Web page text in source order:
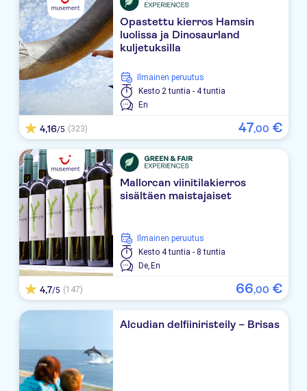
Hipotels Mediterraneo
Cala Bona
CM Castell de Mar
Cala Morlanda Suites
Catalonia Del Mar
Protur Atalaya
LOS ALAMOS ( C.MILLOR )
Cala Millor Garden
LEVANTE LA LUNA
Safari Park
Protur Bonaire Aparthotel
Opastettu kierros Hamsin
luolissa ja Dinosaurland
kuljetuksilla
Ilmainen peruutus
Kesto 2 tuntia - 4 tuntia
En
4,16/5 (323) 47,00 €
Mallorcan viinitilakierros
sisältäen maistajaiset
Ilmainen peruutus
Kesto 4 tuntia - 8 tuntia
De,En
4,7/5 (147) 66,00 €
Alcudian delfiiniristeily – Brisas